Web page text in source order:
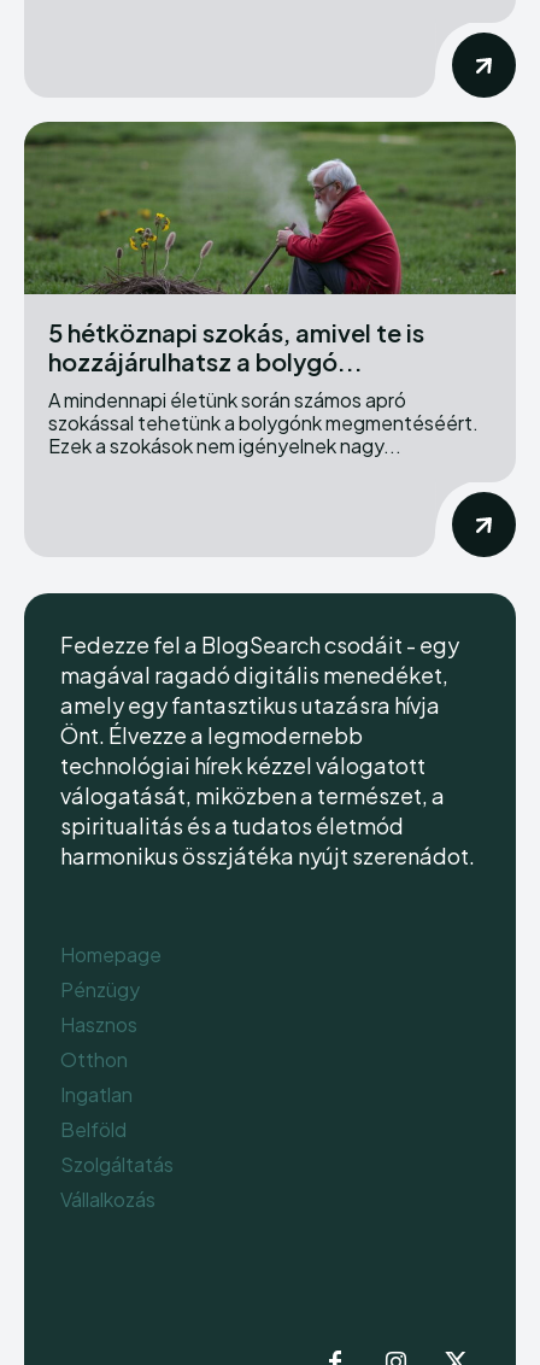
5 hétköznapi szokás, amivel te is
hozzájárulhatsz a bolygó...
A mindennapi életünk során számos apró
szokással tehetünk a bolygónk megmentéséért.
Ezek a szokások nem igényelnek nagy...
Fedezze fel a BlogSearch csodáit - egy
magával ragadó digitális menedéket,
amely egy fantasztikus utazásra hívja
Önt. Élvezze a legmodernebb
technológiai hírek kézzel válogatott
válogatását, miközben a természet, a
spiritualitás és a tudatos életmód
harmonikus összjátéka nyújt szerenádot.
Homepage
Pénzügy
Hasznos
Otthon
Ingatlan
Belföld
Szolgáltatás
Vállalkozás